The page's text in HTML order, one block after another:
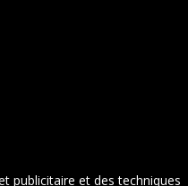
publicitaire et des techniques